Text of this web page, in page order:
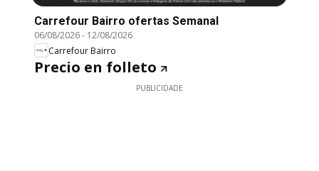
Carrefour Bairro ofertas Semanal
06/08/2026- 12/08/2026
Carrefour Bairro
Precio en folleto
PUBLICIDADE